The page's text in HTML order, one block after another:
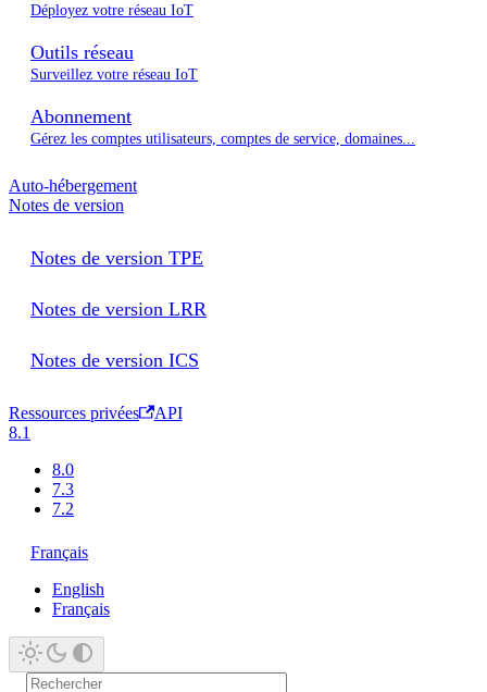
Déployez votre réseau IoT
Outils réseau
Surveillez votre réseau IoT
Abonnement
Gérez les comptes utilisateurs, comptes de service, domaines...
Auto-hébergement
Notes de version
Notes de version TPE
Notes de version LRR
Notes de version ICS
Ressources privées
API
8.1
8.0
7.3
7.2
Français
English
Français